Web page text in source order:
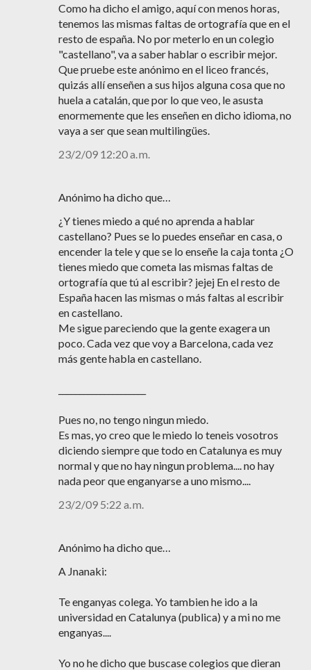
Como ha dicho el amigo, aquí con menos horas,
tenemos las mismas faltas de ortografía que en el
resto de españa. No por meterlo en un colegio
"castellano", va a saber hablar o escribir mejor.
Que pruebe este anónimo en el liceo francés,
quizás allí enseñen a sus hijos alguna cosa que no
huela a catalán, que por lo que veo, le asusta
enormemente que les enseñen en dicho idioma, no
vaya a ser que sean multilingües.
23/2/09 12:20 a. m.
Anónimo ha dicho que…
¿Y tienes miedo a qué no aprenda a hablar
castellano? Pues se lo puedes enseñar en casa, o
encender la tele y que se lo enseñe la caja tonta ¿O
tienes miedo que cometa las mismas faltas de
ortografía que tú al escribir? jejej En el resto de
España hacen las mismas o más faltas al escribir
en castellano.
Me sigue pareciendo que la gente exagera un
poco. Cada vez que voy a Barcelona, cada vez
más gente habla en castellano.
Pues no, no tengo ningun miedo.
Es mas, yo creo que le miedo lo teneis vosotros
diciendo siempre que todo en Catalunya es muy
normal y que no hay ningun problema.... no hay
nada peor que enganyarse a uno mismo....
23/2/09 5:22 a. m.
Anónimo ha dicho que…
A Jnanaki:
Te enganyas colega. Yo tambien he ido a la
universidad en Catalunya (publica) y a mi no me
enganyas....
Yo no he dicho que buscase colegios que dieran